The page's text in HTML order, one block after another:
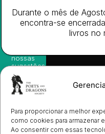
Para proporcionar a melhor
como cookies para armazenar
Ao consentir com essas
se na
nossa
newsletter
nossas
sugestões
de
leitura,
novidades
sobre
vantagens
exclusivas
e
Durante o mês de
encontra-se
livros no